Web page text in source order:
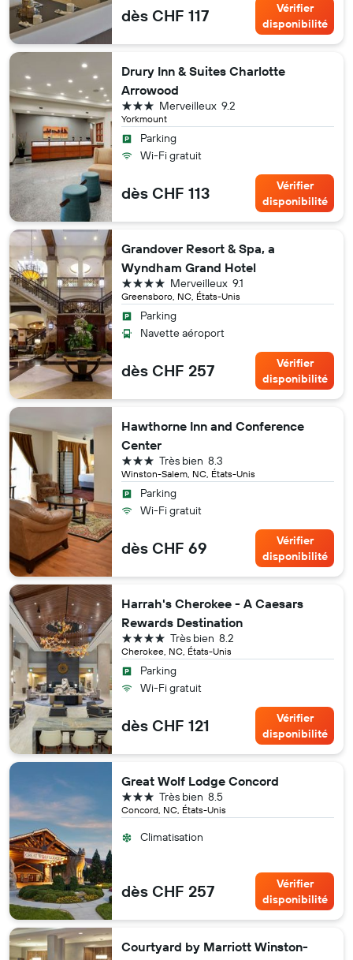
dès CHF 117
Vérifier
disponibilité
Drury Inn & Suites Charlotte
Arrowood
Yorkmount
9.2
Merveilleux
3 étoiles
Parking
Wi-Fi gratuit
dès CHF 113
Vérifier
disponibilité
Grandover Resort & Spa, a
Wyndham Grand Hotel
Greensboro, NC, États-Unis
9.1
Merveilleux
4 étoiles
Parking
Navette aéroport
dès CHF 257
Vérifier
disponibilité
Hawthorne Inn and Conference
Center
Winston-Salem, NC, États-Unis
8.3
Très bien
3 étoiles
Parking
Wi-Fi gratuit
dès CHF 69
Vérifier
disponibilité
Harrah's Cherokee - A Caesars
Rewards Destination
Cherokee, NC, États-Unis
8.2
Très bien
4 étoiles
Parking
Wi-Fi gratuit
dès CHF 121
Vérifier
disponibilité
Great Wolf Lodge Concord
Concord, NC, États-Unis
8.5
Très bien
3 étoiles
Climatisation
dès CHF 257
Vérifier
disponibilité
Courtyard by Marriott Winston-